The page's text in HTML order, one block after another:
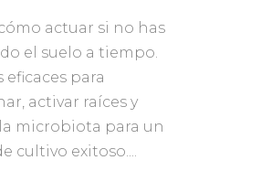
actuar si no has
el suelo a tiempo.
eficaces para
activar raíces y
microbiota para un
cultivo exitoso....